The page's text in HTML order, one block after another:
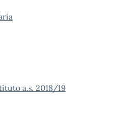
a.s. 2018/19